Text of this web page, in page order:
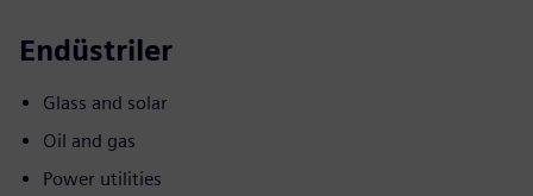
Endüstriler
Glass and solar
Oil and gas
Power utilities